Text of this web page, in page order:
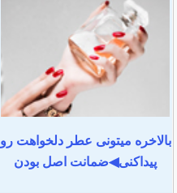
بالاخره میتونی عطر دلخواهت رو
پیداکنی◀ضمانت اصل بودن